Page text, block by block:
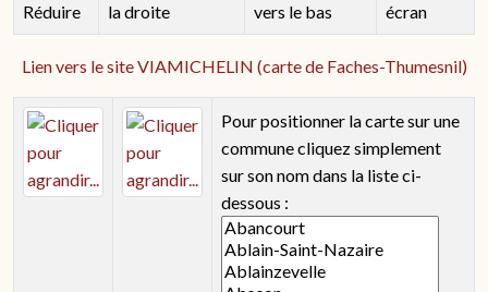
Réduire
la droite
vers le bas
écran
Lien vers le site VIAMICHELIN (carte de Faches-Thumesnil)
Pour positionner la carte sur une
commune cliquez simplement
sur son nom dans la liste ci-
dessous :